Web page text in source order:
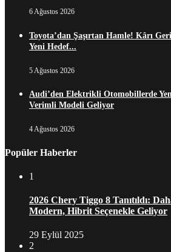
6 Ağustos 2026
Toyota’dan Şaşırtan Hamle! Kârı
Yeni Hedef...
5 Ağustos 2026
Audi’den Elektrikli Otomobillerde
Verimli Modeli Geliyor
4 Ağustos 2026
Popüler Haberler
1
2026 Chery Tiggo 8 Tanıtıldı:
Modern, Hibrit Seçenekle Geliyor
29 Eylül 2025
2